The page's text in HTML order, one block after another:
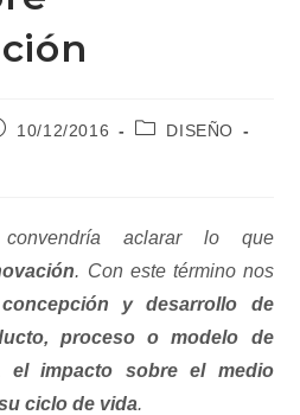
10/12/2016
Categoría
DISEÑO
aclarar lo que
. Con este término nos
concepción y desarrollo de
proceso o modelo de
el impacto sobre el medio
ciclo de vida.